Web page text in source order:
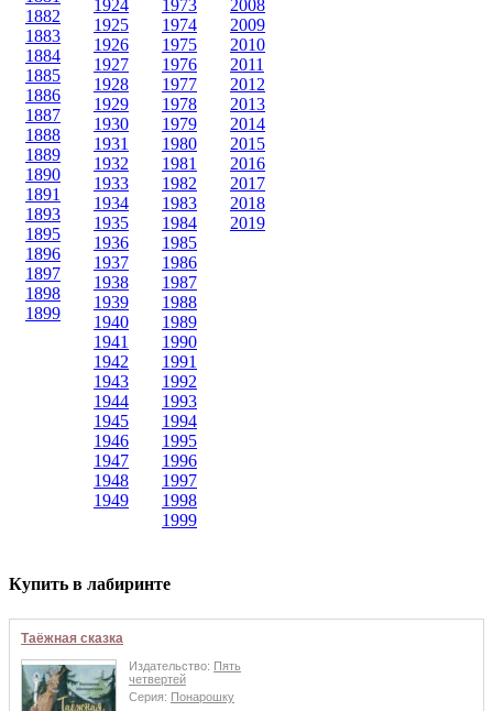
1882
1883
1884
1885
1886
1887
1888
1889
1890
1891
1893
1895
1896
1897
1898
1899
1924
1925
1926
1927
1928
1929
1930
1931
1932
1933
1934
1935
1936
1937
1938
1939
1940
1941
1942
1943
1944
1945
1946
1947
1948
1949
1973
1974
1975
1976
1977
1978
1979
1980
1981
1982
1983
1984
1985
1986
1987
1988
1989
1990
1991
1992
1993
1994
1995
1996
1997
1998
1999
2008
2009
2010
2011
2012
2013
2014
2015
2016
2017
2018
2019
Купить в лабиринте
Таёжная сказка
Издательство: Пять
четвертей
Серия: Понарошку